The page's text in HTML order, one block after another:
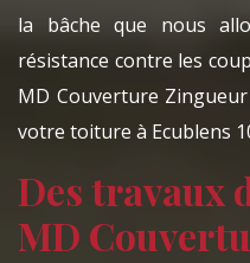
la bâche que nous
résistance contre les
MD Couverture
votre toiture à Ecublens
Des travaux
MD